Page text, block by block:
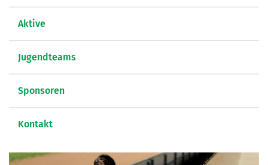
Aktive
Jugendteams
Sponsoren
Kontakt